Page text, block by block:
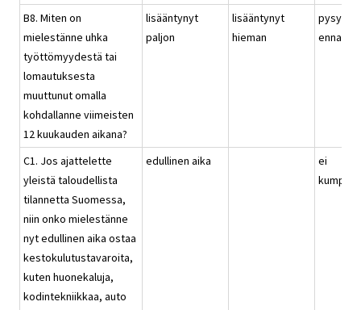
B8. Miten on
mielestänne uhka
työttömyydestä tai
lomautuksesta
muuttunut omalla
kohdallanne viimeisten
12 kuukauden aikana?
lisääntynyt
paljon
lisääntynyt
hieman
pysynyt
C1. Jos ajattelette
yleistä taloudellista
tilannetta Suomessa,
niin onko mielestänne
nyt edullinen aika ostaa
kestokulutustavaroita,
kuten huonekaluja,
kodintekniikkaa, auto
edullinen aika
ei